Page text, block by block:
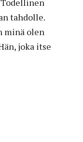
tahdolle.
minä olen
joka itse